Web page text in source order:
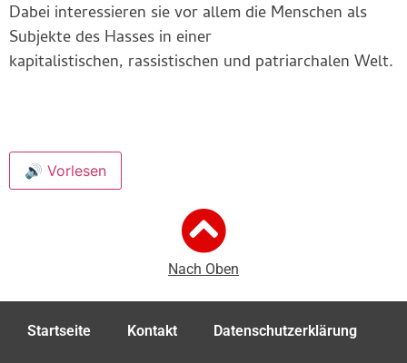
Dabei interessieren sie vor allem die Menschen als
Subjekte des Hasses in einer
kapitalistischen, rassistischen und patriarchalen Welt.
🔊 Vorlesen
Nach Oben
Startseite Kontakt Datenschutzerklärung